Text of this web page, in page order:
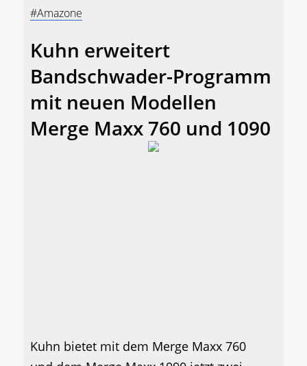
#Amazone
Kuhn erweitert
Bandschwader-Programm
mit neuen Modellen
Merge Maxx 760 und 1090
Kuhn bietet mit dem Merge Maxx 760